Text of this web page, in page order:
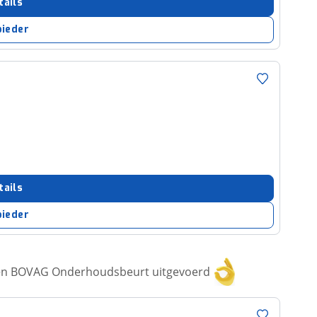
BOVAG Onderhoudsbeurt uitgevoerd